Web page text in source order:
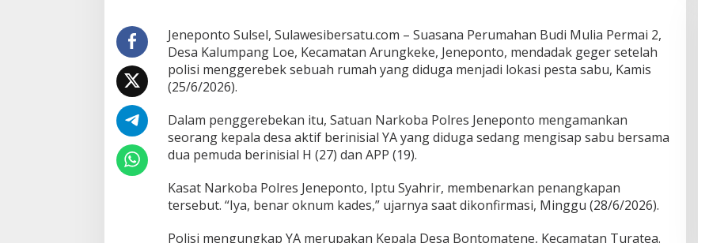
e
p
o
n
D
i
c
i
u
k
o
Jeneponto Sulsel, Sulawesibersatu.com – Suasana Perumahan Budi Mulia Permai 2,
Desa Kalumpang Loe, Kecamatan Arungkeke, Jeneponto, mendadak geger setelah
polisi menggerebek sebuah rumah yang diduga menjadi lokasi pesta sabu, Kamis
(25/6/2026).
Dalam penggerebekan itu, Satuan Narkoba Polres Jeneponto mengamankan
seorang kepala desa aktif berinisial YA yang diduga sedang mengisap sabu bersama
dua pemuda berinisial H (27) dan APP (19).
Kasat Narkoba Polres Jeneponto, Iptu Syahrir, membenarkan penangkapan
tersebut. “Iya, benar oknum kades,” ujarnya saat dikonfirmasi, Minggu (28/6/2026).
Polisi mengungkap YA merupakan Kepala Desa Bontomatene, Kecamatan Turatea.
Serap Aspirasi Petani, Hj. Fadillah
Fahriana Salurkan 25 Hand
Sprayer di Desa Topejawa